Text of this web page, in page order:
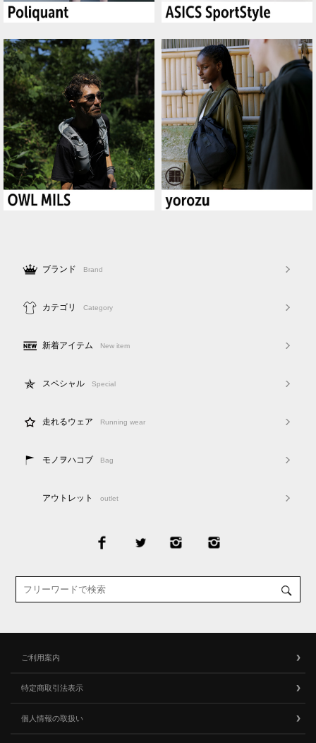
ブランド Brand
カテゴリ Category
新着アイテム New item
スペシャル Special
走れるウェア Running wear
モノヲハコブ Bag
アウトレット outlet
ご利用案内
特定商取引法表示
個人情報の取扱い